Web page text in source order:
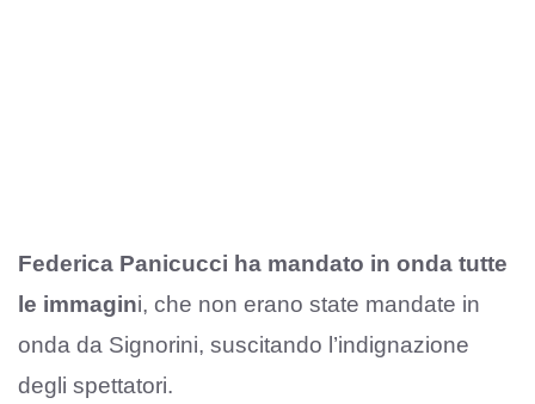
Federica Panicucci ha mandato in onda tutte
le immagini, che non erano state mandate in
onda da Signorini, suscitando l’indignazione
degli spettatori.